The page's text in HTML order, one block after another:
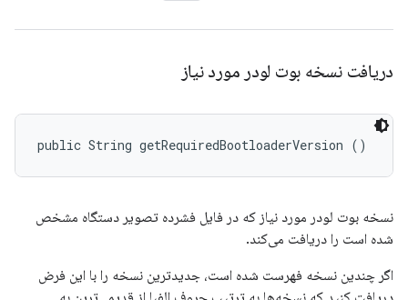
دریافت نسخه بوت لودر مورد نیاز
public String getRequiredBootloaderVersion ()
نسخه بوت لودر مورد نیاز که در فایل فشرده تصویر دستگاه مشخص
شده است را دریافت می‌کند.
اگر چندین نسخه فهرست شده است، جدیدترین نسخه را با این فرض